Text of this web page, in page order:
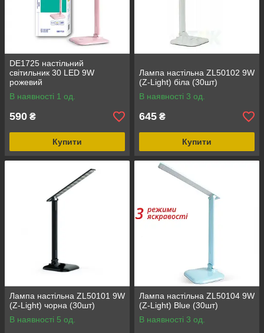
DE1725 настільний
світильник 30 LED 9W
рожевий
В наявності 1 од.
590 ₴
Купити
Лампа настільна ZL50102 9W
(Z-Light) біла (30шт)
В наявності 3 од.
645 ₴
Купити
Лампа настільна ZL50101 9W
(Z-Light) чорна (30шт)
В наявності 5 од.
Лампа настільна ZL50104 9W
(Z-Light) Blue (30шт)
В наявності 3 од.